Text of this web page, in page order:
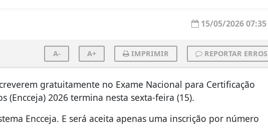
15/05/2026 07:35
A- A+ IMPRIMIR REPORTAR ERROS
gratuitamente no Exame Nacional para Certificação
(Encceja) 2026 termina nesta sexta-feira (15).
Encceja. E será aceita apenas uma inscrição por número